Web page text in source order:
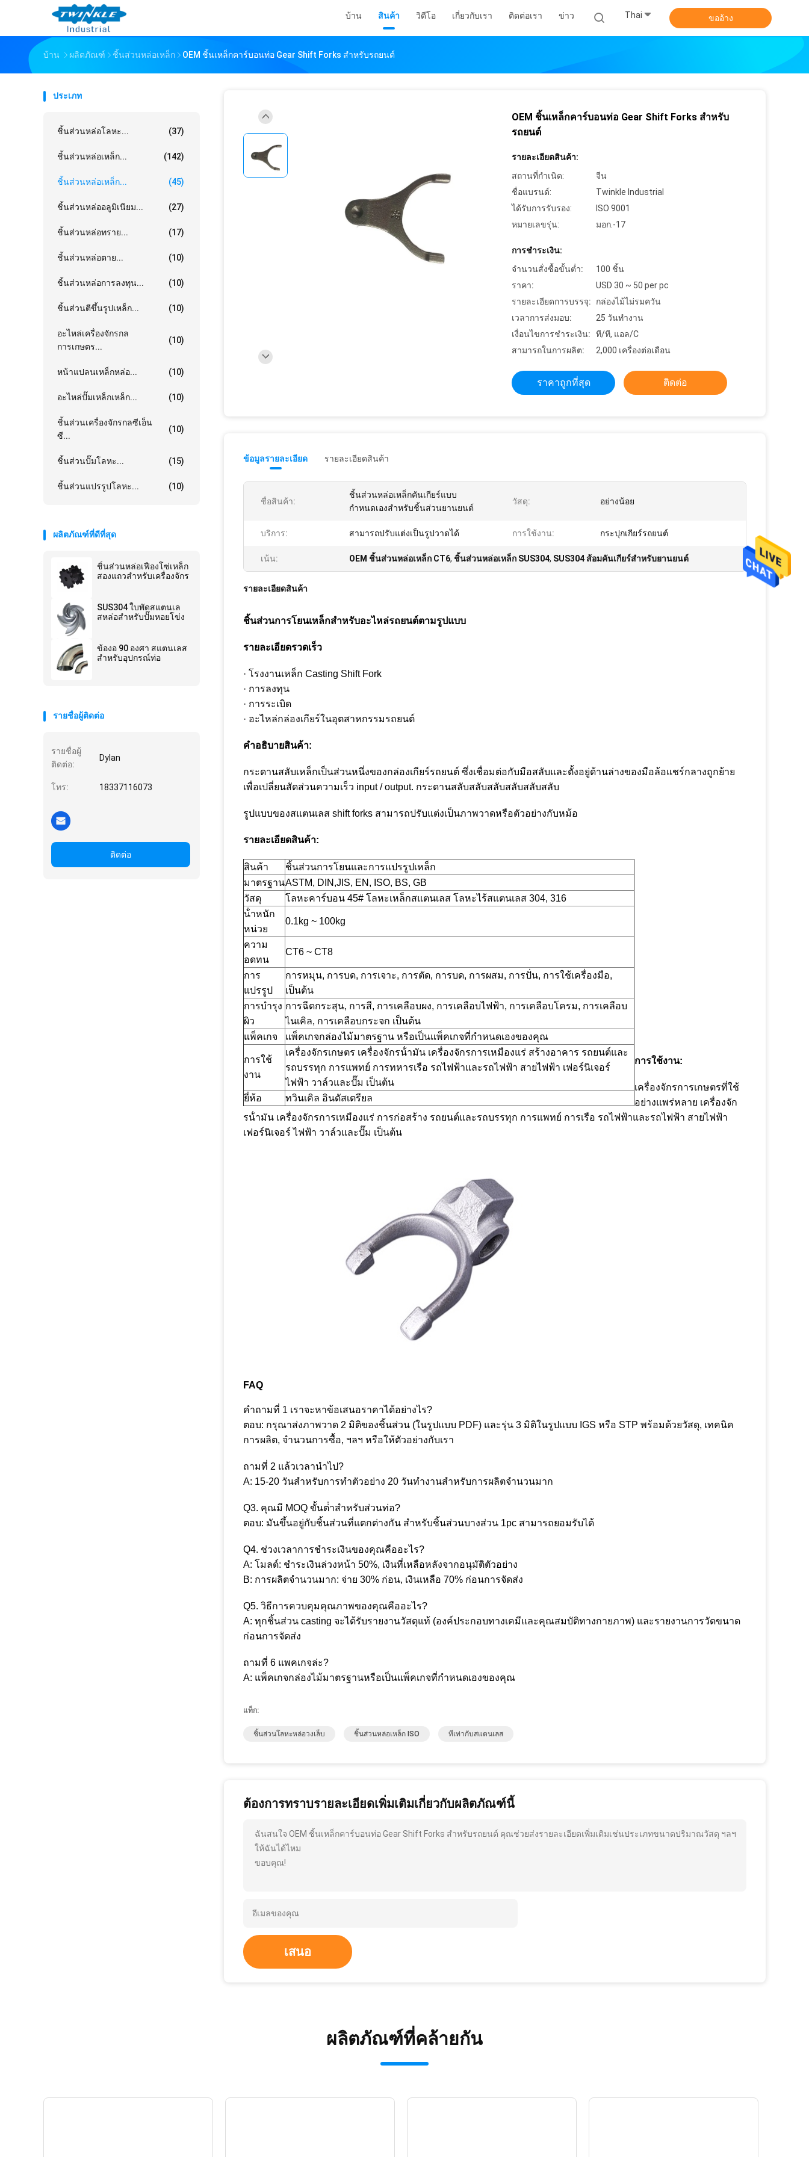
บ้าน สินค้า วิดีโอ เกี่ยวกับเรา ติดต่อเรา ข่าว Thai ขออ้าง
บ้าน ผลิตภัณฑ์ ชิ้นส่วนหล่อเหล็ก OEM ชิ้นเหล็กคาร์บอนท่อ Gear Shift Forks สําหรับรถยนต์
ประเภท
ชิ้นส่วนหล่อโลหะ... (37)
ชิ้นส่วนหล่อเหล็ก... (142)
ชิ้นส่วนหล่อเหล็ก... (45)
ชิ้นส่วนหล่ออลูมิเนียม... (27)
ชิ้นส่วนหล่อทราย... (17)
ชิ้นส่วนหล่อตาย... (10)
ชิ้นส่วนหล่อการลงทุน... (10)
ชิ้นส่วนตีขึ้นรูปเหล็ก... (10)
อะไหล่เครื่องจักรกล
การเกษตร...
(10)
หน้าแปลนเหล็กหล่อ... (10)
อะไหล่ปั๊มเหล็กเหล็ก... (10)
ชิ้นส่วนเครื่องจักรกลซีเอ็น
ซี...
(10)
ชิ้นส่วนปั๊มโลหะ... (15)
ชิ้นส่วนแปรรูปโลหะ... (10)
ผลิตภัณฑ์ที่ดีที่สุด
ชิ้นส่วนหล่อเฟืองโซ่เหล็ก
สองแถวสำหรับเครื่องจักร
SUS304 ใบพัดสแตนเล
สหล่อสำหรับปั๊มหอยโข่ง
ข้องอ 90 องศา สแตนเลส
สำหรับอุปกรณ์ท่อ
รายชื่อผู้ติดต่อ
รายชื่อผู้
ติดต่อ:
Dylan
โทร: 18337116073
ติดต่อ
OEM ชิ้นเหล็กคาร์บอนท่อ Gear Shift Forks สําหรับ
รถยนต์
รายละเอียดสินค้า:
สถานที่กำเนิด:
จีน
ชื่อแบรนด์:
Twinkle Industrial
ได้รับการรับรอง:
ISO 9001
หมายเลขรุ่น:
มอก.-17
การชำระเงิน:
จำนวนสั่งซื้อขั้นต่ำ:
100 ชิ้น
ราคา:
USD 30 ~ 50 per pc
รายละเอียดการบรรจุ:
กล่องไม้ไม่รมควัน
เวลาการส่งมอบ:
25 วันทำงาน
เงื่อนไขการชำระเงิน:
ที/ที, แอล/C
สามารถในการผลิต:
2,000 เครื่องต่อเดือน
ราคาถูกที่สุด ติดต่อ
ข้อมูลรายละเอียด รายละเอียดสินค้า
ชื่อสินค้า:
ชิ้นส่วนหล่อเหล็กคันเกียร์แบบ
กำหนดเองสำหรับชิ้นส่วนยานยนต์
วัสดุ: อย่างน้อย
บริการ: สามารถปรับแต่งเป็นรูปวาดได้ การใช้งาน: กระปุกเกียร์รถยนต์
เน้น: OEM ชิ้นส่วนหล่อเหล็ก CT6, ชิ้นส่วนหล่อเหล็ก SUS304, SUS304 ส้อมคันเกียร์สำหรับยานยนต์
รายละเอียดสินค้า
ชิ้นส่วนการโยนเหล็กสําหรับอะไหล่รถยนต์ตามรูปแบบ
รายละเอียดรวดเร็ว
· โรงงานเหล็ก Casting Shift Fork
· การลงทุน
· การระเบิด
· อะไหล่กล่องเกียร์ในอุตสาหกรรมรถยนต์
คําอธิบายสินค้า:
กระดานสลับเหล็กเป็นส่วนหนึ่งของกล่องเกียร์รถยนต์ ซึ่งเชื่อมต่อกับมือสลับและตั้งอยู่ด้านล่างของมือล้อแชร์กลางถูกย้าย
เพื่อเปลี่ยนสัดส่วนความเร็ว input / output. กระดานสลับสลับสลับสลับสลับสลับ
รูปแบบของสแตนเลส shift forks สามารถปรับแต่งเป็นภาพวาดหรือตัวอย่างกับหม้อ
รายละเอียดสินค้า:
สินค้า
ชิ้นส่วนการโยนและการแปรรูปเหล็ก
มาตรฐานASTM, DIN,JIS, EN, ISO, BS, GB
วัสดุ
โลหะคาร์บอน 45# โลหะเหล็กสแตนเลส โลหะไร้สแตนเลส 304, 316
น้ําหนัก
หน่วย
0.1kg ~ 100kg
ความ
อดทน
CT6 ~ CT8
การ
แปรรูป
การหมุน, การบด, การเจาะ, การตัด, การบด, การผสม, การปั่น, การใช้เครื่องมือ,
เป็นต้น
การบํารุง
ผิว
การฉีดกระสุน, การสี, การเคลือบผง, การเคลือบไฟฟ้า, การเคลือบโครม, การเคลือบ
ไนเคิล, การเคลือบกระจก เป็นต้น
แพ็คเกจ
แพ็คเกจกล่องไม้มาตรฐาน หรือเป็นแพ็คเกจที่กําหนดเองของคุณ
การใช้
งาน
เครื่องจักรเกษตร เครื่องจักรน้ํามัน เครื่องจักรการเหมืองแร่ สร้างอาคาร รถยนต์และ
รถบรรทุก การแพทย์ การทหารเรือ รถไฟฟ้าและรถไฟฟ้า สายไฟฟ้า เฟอร์นิเจอร์
ไฟฟ้า วาล์วและปั๊ม เป็นต้น
ยี่ห้อ
ทวินเคิล อินดัสเตรียล
การใช้งาน:
เครื่องจักรการเกษตรที่ใช้
อย่างแพร่หลาย เครื่องจัก
รน้ํามัน เครื่องจักรการเหมืองแร่ การก่อสร้าง รถยนต์และรถบรรทุก การแพทย์ การเรือ รถไฟฟ้าและรถไฟฟ้า สายไฟฟ้า
เฟอร์นิเจอร์ ไฟฟ้า วาล์วและปั๊ม เป็นต้น
FAQ
คําถามที่ 1 เราจะหาข้อเสนอราคาได้อย่างไร?
ตอบ: กรุณาส่งภาพวาด 2 มิติของชิ้นส่วน (ในรูปแบบ PDF) และรุ่น 3 มิติในรูปแบบ IGS หรือ STP พร้อมด้วยวัสดุ, เทคนิค
การผลิต, จํานวนการซื้อ, ฯลฯ หรือให้ตัวอย่างกับเรา
ถามที่ 2 แล้วเวลานําไป?
A: 15-20 วันสําหรับการทําตัวอย่าง 20 วันทํางานสําหรับการผลิตจํานวนมาก
Q3. คุณมี MOQ ขั้นต่ําสําหรับส่วนท่อ?
ตอบ: มันขึ้นอยู่กับชิ้นส่วนที่แตกต่างกัน สําหรับชิ้นส่วนบางส่วน 1pc สามารถยอมรับได้
Q4. ช่วงเวลาการชําระเงินของคุณคืออะไร?
A: โมลด์: ชําระเงินล่วงหน้า 50%, เงินที่เหลือหลังจากอนุมัติตัวอย่าง
B: การผลิตจํานวนมาก: จ่าย 30% ก่อน, เงินเหลือ 70% ก่อนการจัดส่ง
Q5. วิธีการควบคุมคุณภาพของคุณคืออะไร?
A: ทุกชิ้นส่วน casting จะได้รับรายงานวัสดุแท้ (องค์ประกอบทางเคมีและคุณสมบัติทางกายภาพ) และรายงานการวัดขนาด
ก่อนการจัดส่ง
ถามที่ 6 แพคเกจล่ะ?
A: แพ็คเกจกล่องไม้มาตรฐานหรือเป็นแพ็คเกจที่กําหนดเองของคุณ
แท็ก:
ชิ้นส่วนโลหะหล่อวงเล็บ ชิ้นส่วนหล่อเหล็ก ISO ทีเท่ากับสแตนเลส
ต้องการทราบรายละเอียดเพิ่มเติมเกี่ยวกับผลิตภัณฑ์นี้
ฉันสนใจ OEM ชิ้นเหล็กคาร์บอนท่อ Gear Shift Forks สําหรับรถยนต์ คุณช่วยส่งรายละเอียดเพิ่มเติมเช่นประเภทขนาดปริมาณวัสดุ ฯลฯ
ให้ฉันได้ไหม
ขอบคุณ!
เสนอ
ผลิตภัณฑ์ที่คล้ายกัน